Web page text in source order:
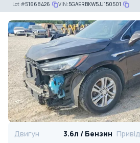
Lot#51668426 VIN:5GAERBKW5JJ150501
Двигун 3.6л / Бензин Привід